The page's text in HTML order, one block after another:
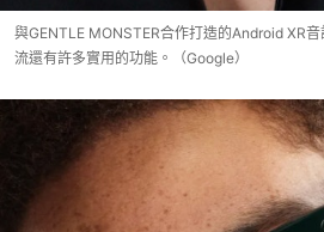
與GENTLE MONSTER合作打造的Android XR
流還有許多實用的功能。（Google）